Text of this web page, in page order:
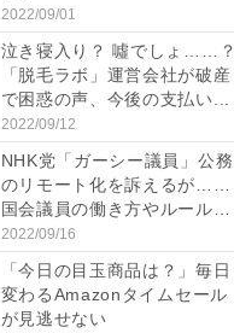
2022/09/01
泣き寝入り？ 噓でしょ……？
「脱毛ラボ」運営会社が破産
で困惑の声、今後の支払い...
2022/09/12
NHK党「ガーシー議員」公務
のリモート化を訴えるが……
国会議員の働き方やルール
は...
2022/09/16
「今日の目玉商品は？」毎日
変わるAmazonタイムセール
が見逃せない